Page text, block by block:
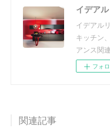
イデア
イデアル
キッチン
アンス関
フォ
関連記事